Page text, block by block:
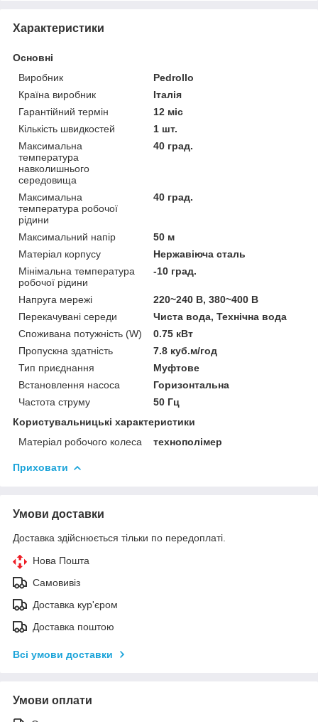
Характеристики
Основні
Виробник
Pedrollo
Країна виробник
Італія
Гарантійний термін
12 міс
Кількість швидкостей
1 шт.
Максимальна
температура
навколишнього
середовища
40 град.
Максимальна
температура робочої
рідини
40 град.
Максимальний напір
50 м
Матеріал корпусу
Нержавіюча сталь
Мінімальна температура
робочої рідини
-10 град.
Напруга мережі
220~240 В, 380~400 В
Перекачувані середи
Чиста вода, Технічна вода
Споживана потужність (W)
0.75 кВт
Пропускна здатність
7.8 куб.м/год
Тип приєднання
Муфтове
Встановлення насоса
Горизонтальна
Частота струму
50 Гц
Користувальницькі характеристики
Матеріал робочого колеса
технополімер
Приховати
Умови доставки
Доставка здійснюється тільки по передоплаті.
Нова Пошта
Самовивіз
Доставка кур'єром
Доставка поштою
Всі умови доставки
Умови оплати